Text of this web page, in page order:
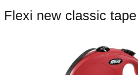
Flexi new classic